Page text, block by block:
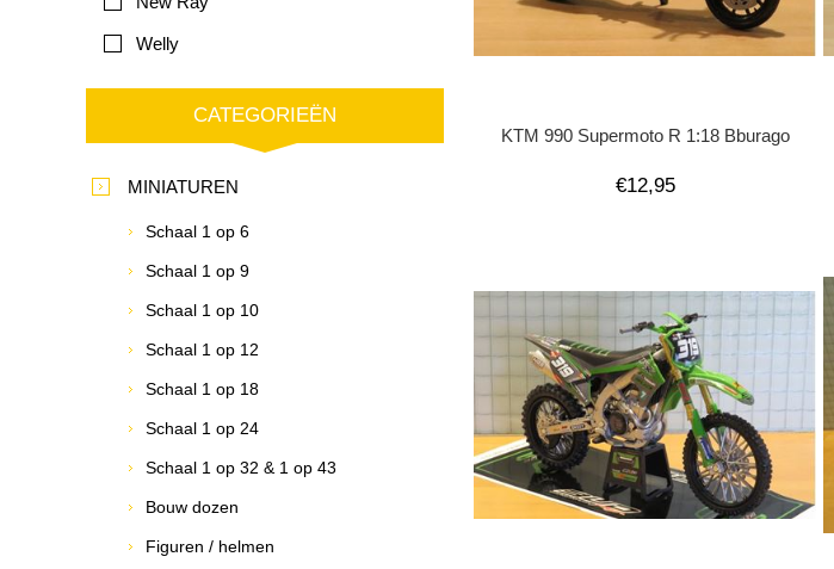
KTM 990 Supermoto R 1:18 Bburago
€12,95
Welly
CATEGORIEËN
MINIATUREN
Schaal 1 op 6
Schaal 1 op 9
Schaal 1 op 10
Schaal 1 op 12
Schaal 1 op 18
Schaal 1 op 24
Schaal 1 op 32 & 1 op 43
Bouw dozen
Figuren / helmen